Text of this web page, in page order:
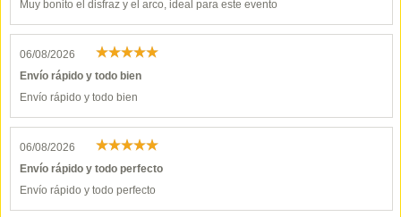
Muy bonito el disfraz y el arco, ideal para este evento
06/08/2026
Envío rápido y todo bien
Envío rápido y todo bien
06/08/2026
Envío rápido y todo perfecto
Envío rápido y todo perfecto